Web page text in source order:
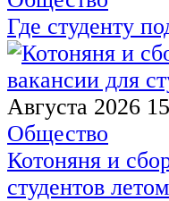
Где студенту
Августа 2026
Общество
Котоняня и
студентов